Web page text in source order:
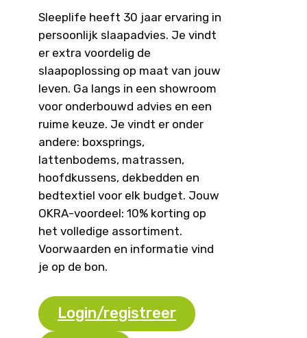
Sleeplife heeft 30 jaar ervaring in
persoonlijk slaapadvies. Je vindt
er extra voordelig de
slaapoplossing op maat van jouw
leven. Ga langs in een showroom
voor onderbouwd advies en een
ruime keuze. Je vindt er onder
andere: boxsprings,
lattenbodems, matrassen,
hoofdkussens, dekbedden en
bedtextiel voor elk budget. Jouw
OKRA-voordeel: 10% korting op
het volledige assortiment.
Voorwaarden en informatie vind
je op de bon.
Login/registreer